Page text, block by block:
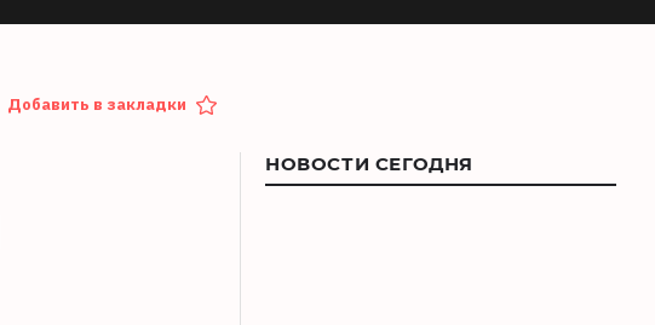
Добавить в закладки
НОВОСТИ СЕГОДНЯ